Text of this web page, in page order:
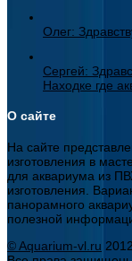
Олег:
Сергей:
Находке где
О сайте
На сайте
изготовления в
для аквариума из
изготовления.
панорамного
полезной
© Aquarium-vl.ru